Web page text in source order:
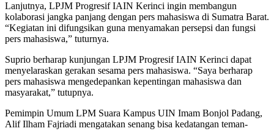
Lanjutnya, LPJM Progresif IAIN Kerinci ingin membangun
kolaborasi jangka panjang dengan pers mahasiswa di Sumatra Barat.
“Kegiatan ini difungsikan guna menyamakan persepsi dan fungsi
pers mahasiswa,” tuturnya.
Suprio berharap kunjungan LPJM Progresif IAIN Kerinci dapat
menyelaraskan gerakan sesama pers mahasiswa. “Saya berharap
pers mahasiswa mengedepankan kepentingan mahasiswa dan
masyarakat,” tutupnya.
Pemimpin Umum LPM Suara Kampus UIN Imam Bonjol Padang,
Alif Ilham Fajriadi mengatakan senang bisa kedatangan teman-